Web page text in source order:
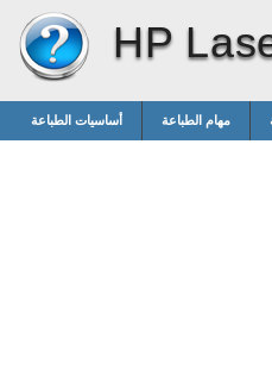
HP
أساسيات الطباعة مهام الطباعة